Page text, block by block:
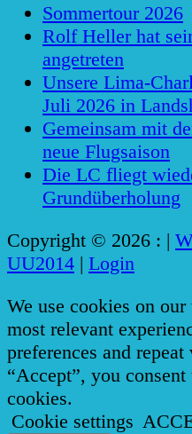
Sommertour 2026
Rolf Heller hat
angetreten
Unsere Lima-
Juli 2026 in
Gemeinsam mit
neue Flugsaison
Die LC fliegt
Grundüberholung
Copyright © 2026 : |
UU2014 | Login
We use cookies on
most relevant
preferences and
“Accept”, you
cookies.
Cookie settings